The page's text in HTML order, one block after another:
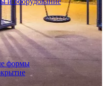
формы